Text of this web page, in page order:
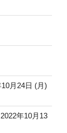
月24日 (月)
年10月13